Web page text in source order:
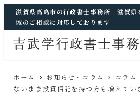
滋賀県高島市の行政書士事務所｜滋賀県
域のご相談に対応しております
ホーム お知らせ・コラム コラム
ないまま投資信託を持つ方も増えてい